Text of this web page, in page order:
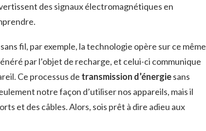
des signaux électromagnétiques en
fil, par exemple, la technologie opère sur ce même
par l’objet de recharge, et celui-ci communique
Ce processus de transmission d’énergiesans
notre façon d’utiliser nos appareils, mais il
et des câbles. Alors, sois prêt à dire adieu aux